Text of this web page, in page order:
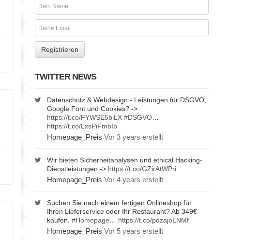
TWITTER NEWS
Datenschutz & Webdesign - Leistungen für DSGVO,
Google Font und Cookies? ->
https://t.co/FYWSE5biLX #DSGVO…
https://t.co/LxsPiFmbIb
Homepage_Preis Vor 3 years erstellt
Wir bieten Sicherheitanalysen und ethical Hacking-
Dienstleistungen -> https://t.co/GZirAtWPri
Homepage_Preis Vor 4 years erstellt
Suchen Sie nach einem fertigen Onlineshop für
Ihren Lieferservice oder Ihr Restaurant? Ab 349€
kaufen. #Homepage https://t.co/pdzajoLNMf
Homepage_Preis Vor 5 years erstellt